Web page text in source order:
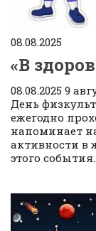
08.08.2025
«В
08.08.2025 9
День
ежегодно
напоминает
активности в
этого